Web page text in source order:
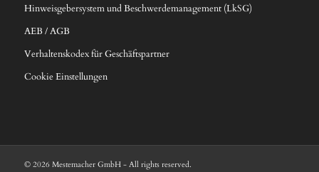
Hinweisgebersystem und Beschwerdemanagement (LkSG)
AEB / AGB
Verhaltenskodex für Geschäftspartner
Cookie Einstellungen
© 2026 Mestemacher GmbH - All rights reserved.